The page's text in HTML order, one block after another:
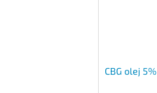
CBG olej 5%